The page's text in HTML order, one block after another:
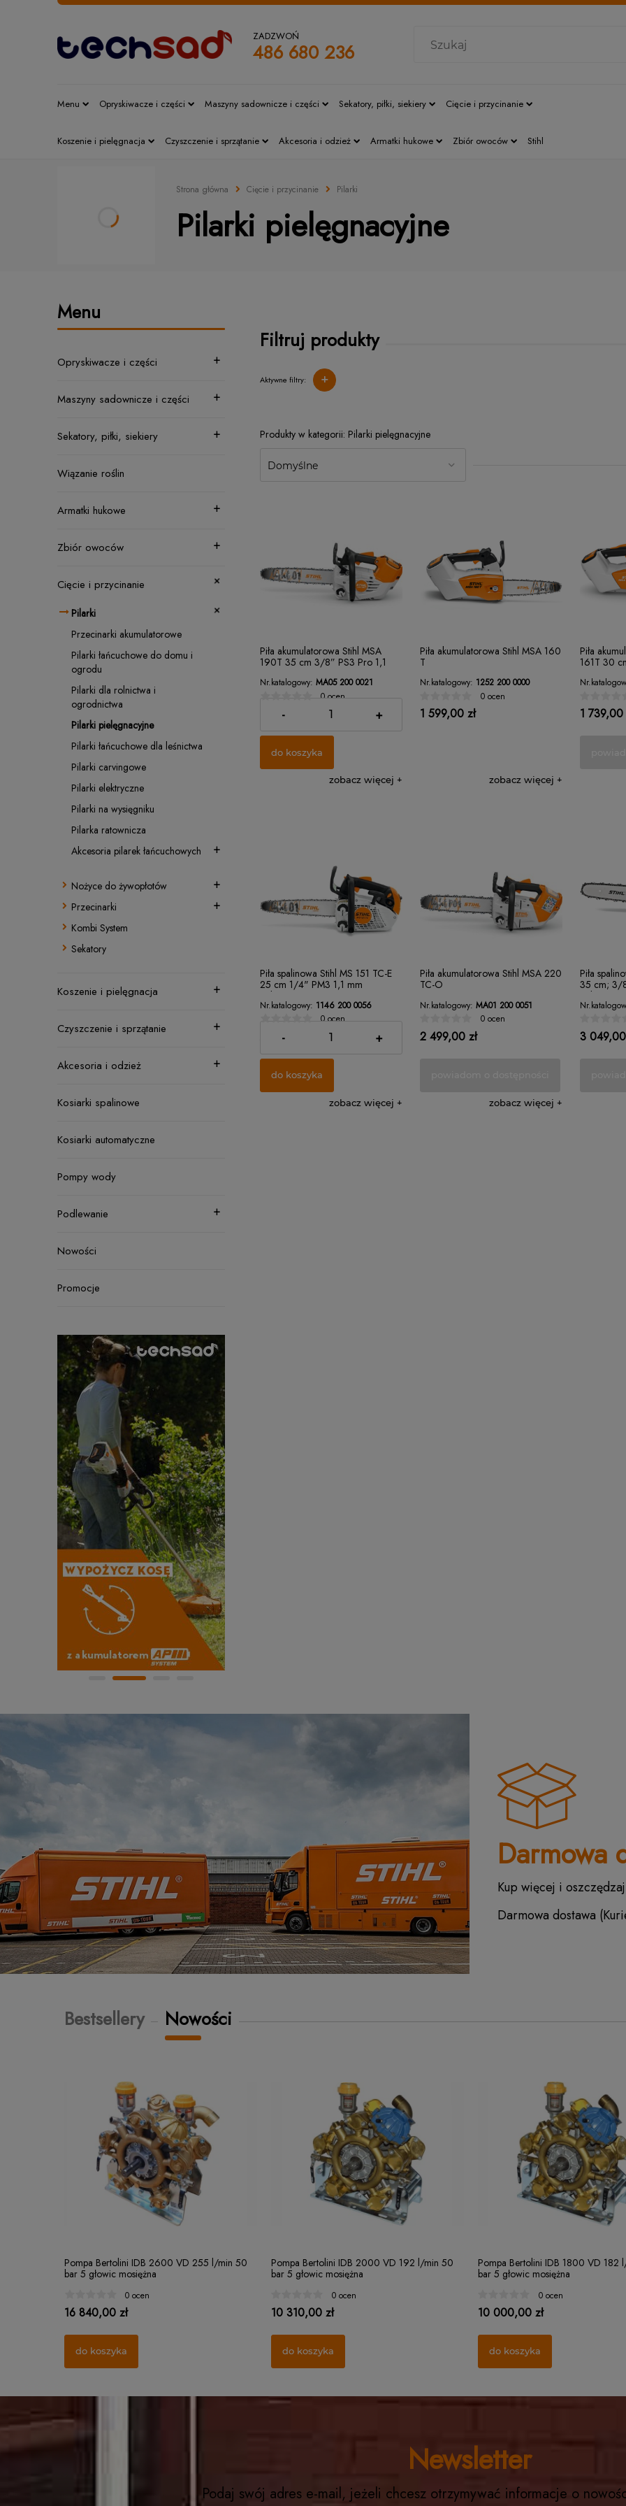
ZADZWOŃ
486 680 236
Menu Opryskiwacze i części Maszyny sadownicze i części Sekatory, piłki, siekiery Cięcie i przycinanie
Koszenie i pielęgnacja Czyszczenie i sprzątanie Akcesoria i odzież Armatki hukowe Zbiór owoców Stihl
Strona główna Cięcie i przycinanie Pilarki
Pilarki pielęgnacyjne
Menu
Opryskiwacze i części
Maszyny sadownicze i części
Sekatory, piłki, siekiery
Wiązanie roślin
Armatki hukowe
Zbiór owoców
Cięcie i przycinanie
Pilarki
Przecinarki akumulatorowe
Pilarki łańcuchowe do domu i
ogrodu
Pilarki dla rolnictwa i
ogrodnictwa
Pilarki pielęgnacyjne
Pilarki łańcuchowe dla leśnictwa
Pilarki carvingowe
Pilarki elektryczne
Pilarki na wysięgniku
Pilarka ratownicza
Akcesoria pilarek łańcuchowych
Nożyce do żywopłotów
Przecinarki
Kombi System
Sekatory
Koszenie i pielęgnacja
Czyszczenie i sprzątanie
Akcesoria i odzież
Kosiarki spalinowe
Kosiarki automatyczne
Pompy wody
Podlewanie
Nowości
Promocje
Filtruj produkty
Aktywne filtry: +
Pilarki pielęgnacyjne
Piła akumulatorowa Stihl MSA
190T 35 cm 3/8” PS3 Pro 1,1
Nr.katalogowy: MA05 200 0021
0 ocen
1 589,00 zł
- +
do koszyka
zobacz więcej
Piła akumulatorowa Stihl MSA 160
T
Nr.katalogowy: 1252 200 0000
0 ocen
1 599,00 zł
zobacz więcej
Piła
161T 30
1 739,00
Piła spalinowa Stihl MS 151 TC-E
25 cm 1/4" PM3 1,1 mm
jednoręczna
Nr.katalogowy: 1146 200 0056
0 ocen
2 259,00 zł
- +
do koszyka
zobacz więcej
Piła akumulatorowa Stihl MSA 220
TC-O
Nr.katalogowy: MA01 200 0051
0 ocen
2 499,00 zł
zobacz więcej
Piła
35 cm; 3/
jednoręczna
3 049,00
Darmowa
Kup więcej i
Darmowa dostawa
Nowości
Bestsellery
Pompa Bertolini IDB 2600 VD 255 l/min 50
bar 5 głowic mosiężna
0 ocen
16 840,00 zł
do koszyka
Pompa Bertolini IDB 2000 VD 192 l/min 50
bar 5 głowic mosiężna
0 ocen
10 310,00 zł
do koszyka
Pompa Bertolini IDB 1800 VD 182
bar 5 głowic mosiężna
0 ocen
10 000,00 zł
do koszyka
Newsletter
Podaj swój adres e-mail, jeżeli chcesz otrzymywać informacje o